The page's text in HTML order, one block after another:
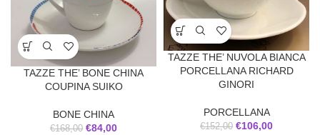
TAZZE THE’ BONE CHINA
COUPINA SUIKO
BONE CHINA
€168,00 €84,00
TAZZE THE’ NUVOLA BIANCA
PORCELLANA RICHARD
GINORI
PORCELLANA
€152,00 €106,00